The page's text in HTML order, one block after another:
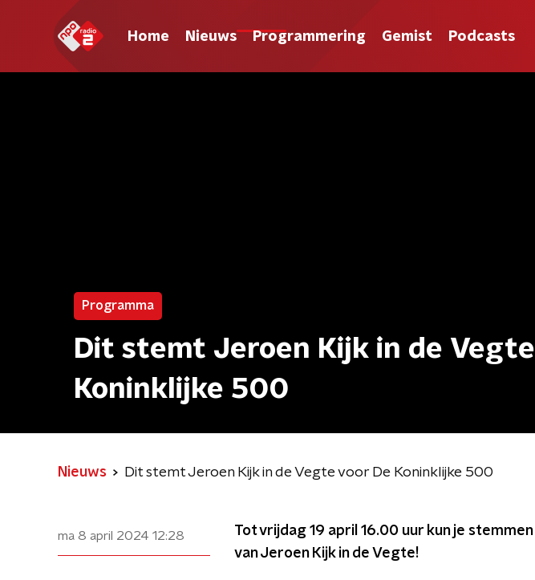
Home Nieuws Programmering Gemist Podcasts
Programma
Dit stemt Jeroen Kijk in de
Koninklijke 500
Nieuws Dit stemt Jeroen Kijk in de Vegte voor De Koninklijke 500
ma 8 april 2024 12:28
Tot vrijdag 19 april 16.00 uur kun je
van Jeroen Kijk in de Vegte!